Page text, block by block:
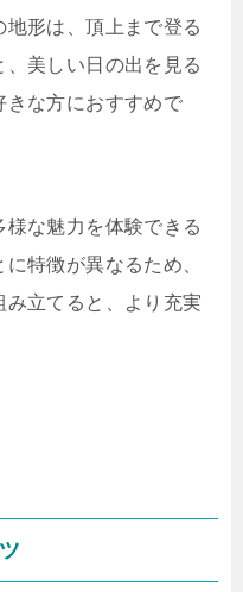
形は、頂上まで登る
美しい日の出を見る
きな方におすすめで
な魅力を体験できる
特徴が異なるため、
み立てると、より充実